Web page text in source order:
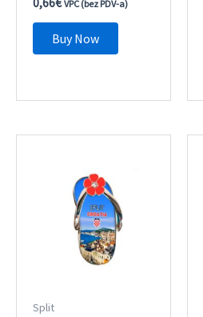
VPC (bez PDV-a)
Buy Now
Split